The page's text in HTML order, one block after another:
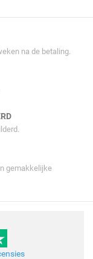
na de betaling.
gemakkelijke